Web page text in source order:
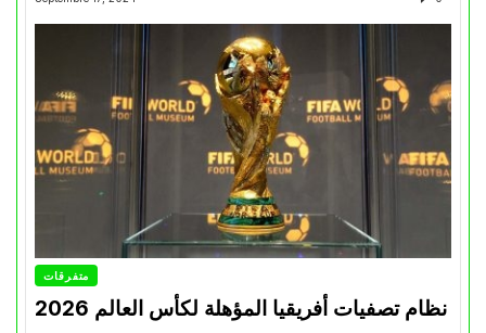
متفرقات
نظام تصفيات أفريقيا المؤهلة لكأس العالم 2026